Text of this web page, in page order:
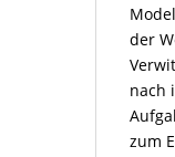
der
nach
zum